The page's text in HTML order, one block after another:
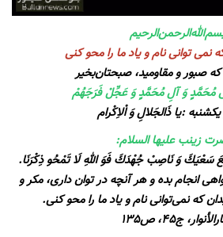
نمی توانی نام و یاد ما را محو کنی
صبور و مقاومید، صبحتان‌بخیر
مُحَمَّدٍ وَ آلِ مُحَمَّدٍ وَ عَجِّلْ فَرَجَهُمْ
:یا ذَالجَلالِ وَ اْلاِکْرام
زینب عليها السلام:
سَعْيَكَ وَ نَاصِبْ جُهْدَكَ فَوَ اللهِ لَا تَمْحُو ذِكْرَنَا.
انجام بده و هر آنچه در توان داری، مکر و
که نمی‌‌توانی نام و یاد ما را محو کنی.
ج45، ص135